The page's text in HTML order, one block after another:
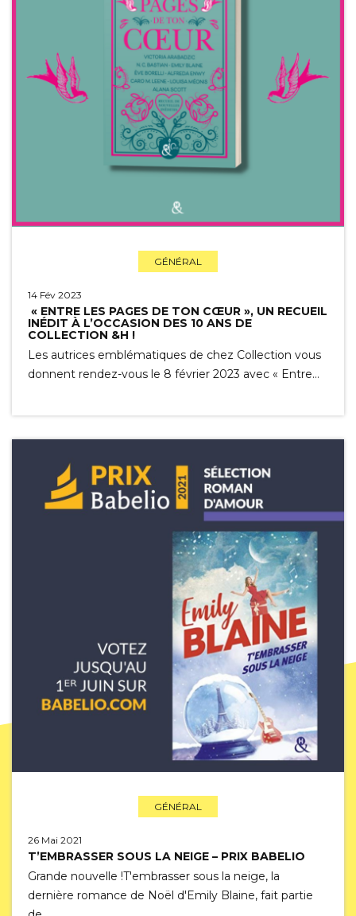
GÉNÉRAL
14 Fév 2023
« ENTRE LES PAGES DE TON CŒUR », UN RECUEIL
INÉDIT À L’OCCASION DES 10 ANS DE
COLLECTION &H !
Les autrices emblématiques de chez Collection vous
donnent rendez-vous le 8 février 2023 avec « Entre…
GÉNÉRAL
26 Mai 2021
T’EMBRASSER SOUS LA NEIGE – PRIX BABELIO
Grande nouvelle !T'embrasser sous la neige, la
dernière romance de Noël d'Emily Blaine, fait partie